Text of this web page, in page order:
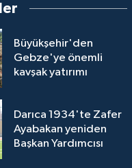
Büyükşehir'den
Gebze'ye önemli
kavşak yatırımı
Darıca 1934'te Zafer
Ayabakan yeniden
Başkan Yardımcısı